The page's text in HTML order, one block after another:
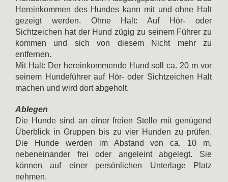
Hereinkommen des Hundes kann mit und ohne Halt
gezeigt werden. Ohne Halt: Auf Hör- oder
Sichtzeichen hat der Hund zügig zu seinem Führer zu
kommen und sich von diesem Nicht mehr zu
entfernen.
Mit Halt: Der hereinkommende Hund soll ca. 20 m vor
seinem Hundeführer auf Hör- oder Sichtzeichen Halt
machen und wird dort abgeholt.
Ablegen
Die Hunde sind an einer freien Stelle mit genügend
Überblick in Gruppen bis zu vier Hunden zu prüfen.
Die Hunde werden im Abstand von ca. 10 m,
nebeneinander frei oder angeleint abgelegt. Sie
können auf einer persönlichen Unterlage Platz
nehmen.